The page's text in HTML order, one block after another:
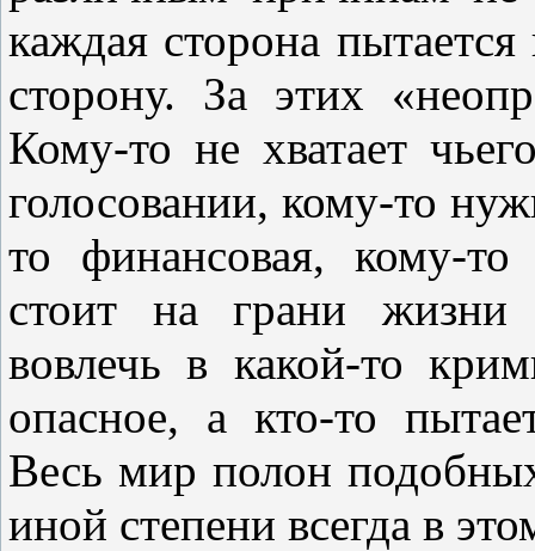
каждая сторона
сторону. За этих
Кому-то не хватает
голосовании, кому-то
то финансовая, кому-
стоит на грани жизни
вовлечь в какой-то
опасное, а кто-то
Весь мир полон
иной степени всегда в